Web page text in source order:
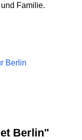
Familie.
Berlin
Berlin"